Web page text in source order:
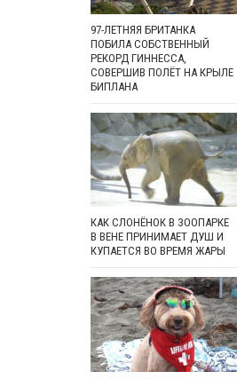
97-ЛЕТНЯЯ БРИТАНКА
ПОБИЛА СОБСТВЕННЫЙ
РЕКОРД ГИННЕССА,
СОВЕРШИВ ПОЛЁТ НА КРЫЛЕ
БИПЛАНА
КАК СЛОНЁНОК В ЗООПАРКЕ
В ВЕНЕ ПРИНИМАЕТ ДУШ И
КУПАЕТСЯ ВО ВРЕМЯ ЖАРЫ